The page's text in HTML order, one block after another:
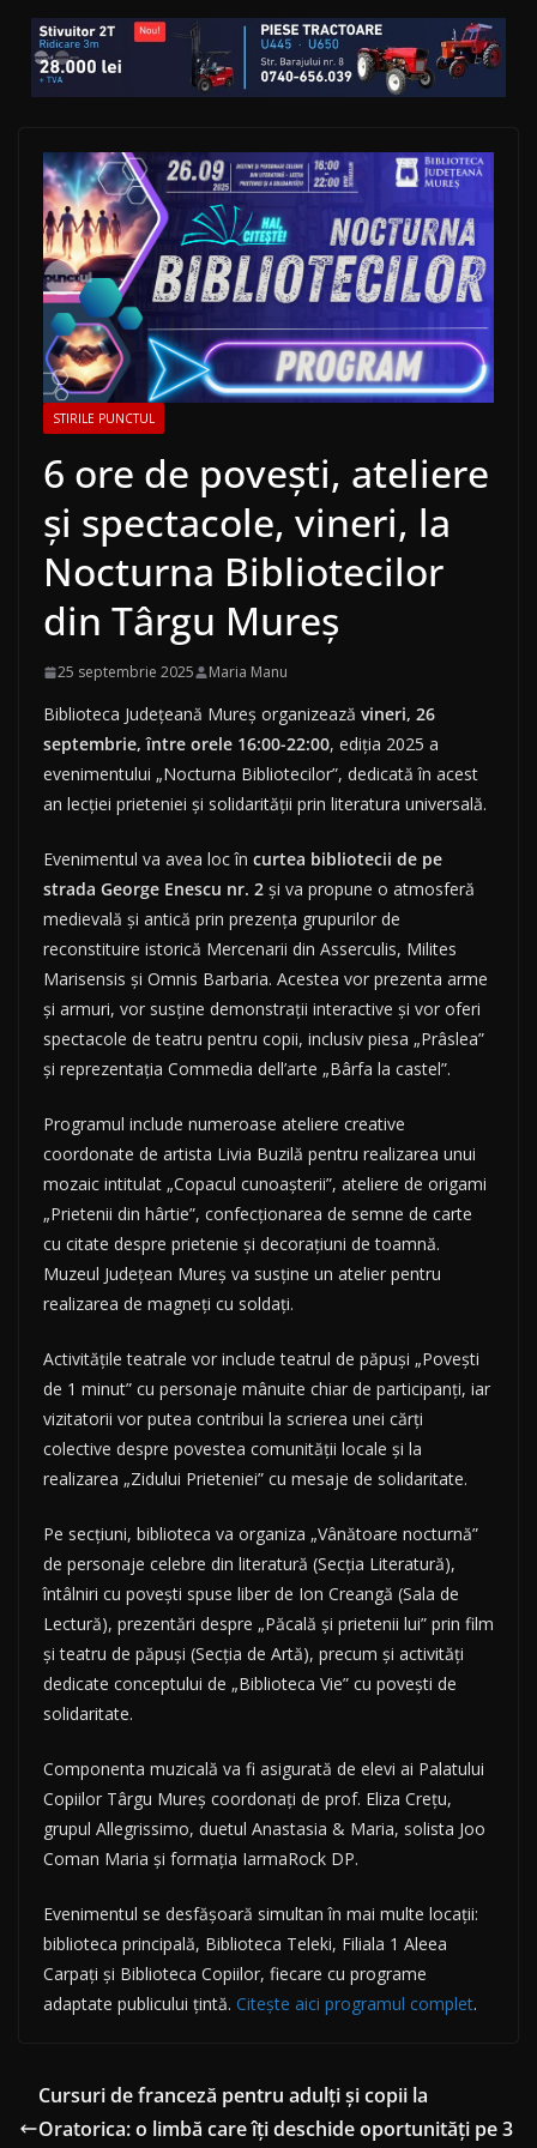
STIRILE PUNCTUL
6 ore de povești, ateliere
și spectacole, vineri, la
Nocturna Bibliotecilor
din Târgu Mureș
25 septembrie 2025 Maria Manu
Biblioteca Județeană Mureș organizează vineri, 26
septembrie, între orele 16:00-22:00, ediția 2025 a
evenimentului „Nocturna Bibliotecilor”, dedicată în acest
an lecției prieteniei și solidarității prin literatura universală.
Evenimentul va avea loc în curtea bibliotecii de pe
strada George Enescu nr. 2 și va propune o atmosferă
medievală și antică prin prezența grupurilor de
reconstituire istorică Mercenarii din Asserculis, Milites
Marisensis și Omnis Barbaria. Acestea vor prezenta arme
și armuri, vor susține demonstrații interactive și vor oferi
spectacole de teatru pentru copii, inclusiv piesa „Prâslea”
și reprezentația Commedia dell’arte „Bârfa la castel”.
Programul include numeroase ateliere creative
coordonate de artista Livia Buzilă pentru realizarea unui
mozaic intitulat „Copacul cunoașterii”, ateliere de origami
„Prietenii din hârtie”, confecționarea de semne de carte
cu citate despre prietenie și decorațiuni de toamnă.
Muzeul Județean Mureș va susține un atelier pentru
realizarea de magneți cu soldați.
Activitățile teatrale vor include teatrul de păpuși „Povești
de 1 minut” cu personaje mânuite chiar de participanți, iar
vizitatorii vor putea contribui la scrierea unei cărți
colective despre povestea comunității locale și la
realizarea „Zidului Prieteniei” cu mesaje de solidaritate.
Pe secțiuni, biblioteca va organiza „Vânătoare nocturnă”
de personaje celebre din literatură (Secția Literatură),
întâlniri cu povești spuse liber de Ion Creangă (Sala de
Lectură), prezentări despre „Păcală și prietenii lui” prin film
și teatru de păpuși (Secția de Artă), precum și activități
dedicate conceptului de „Biblioteca Vie” cu povești de
solidaritate.
Componenta muzicală va fi asigurată de elevi ai Palatului
Copiilor Târgu Mureș coordonați de prof. Eliza Crețu,
grupul Allegrissimo, duetul Anastasia & Maria, solista Joo
Coman Maria și formația IarmaRock DP.
Evenimentul se desfășoară simultan în mai multe locații:
biblioteca principală, Biblioteca Teleki, Filiala 1 Aleea
Carpați și Biblioteca Copiilor, fiecare cu programe
adaptate publicului țintă. Citește aici programul complet.
Cursuri de franceză pentru adulți și copii la
Oratorica: o limbă care îți deschide oportunități pe 3